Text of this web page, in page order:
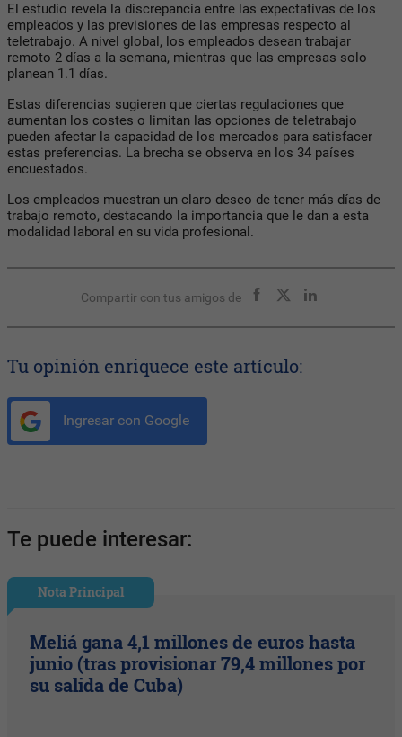
El estudio revela la discrepancia entre las expectativas de los
empleados y las previsiones de las empresas respecto al
teletrabajo. A nivel global, los empleados desean trabajar
remoto 2 días a la semana, mientras que las empresas solo
planean 1.1 días.
Estas diferencias sugieren que ciertas regulaciones que
aumentan los costes o limitan las opciones de teletrabajo
pueden afectar la capacidad de los mercados para satisfacer
estas preferencias. La brecha se observa en los 34 países
encuestados.
Los empleados muestran un claro deseo de tener más días de
trabajo remoto, destacando la importancia que le dan a esta
modalidad laboral en su vida profesional.
Compartir con tus amigos de
Tu opinión enriquece este artículo:
Ingresar con Google
Te puede interesar:
Nota Principal
Meliá gana 4,1 millones de euros hasta
junio (tras provisionar 79,4 millones por
su salida de Cuba)